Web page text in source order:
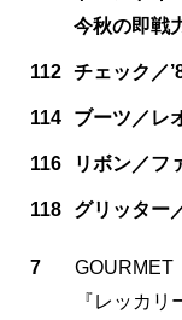
今秋の即戦
112 チェック／
114 ブーツ／レ
116 リボン／フ
118 グリッター
7
GOURMET
『レッカ